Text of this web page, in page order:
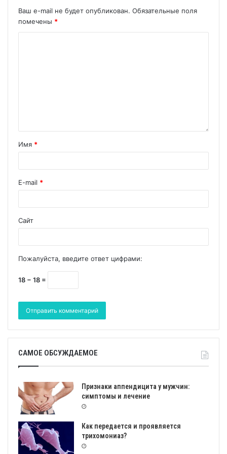
Ваш e-mail не будет опубликован. Обязательные поля
помечены *
Имя *
E-mail *
Сайт
Пожалуйста, введите ответ цифрами:
18 − 18 =
САМОЕ ОБСУЖДАЕМОЕ
Признаки аппендицита у мужчин:
симптомы и лечение
Как передается и проявляется
трихомониаз?